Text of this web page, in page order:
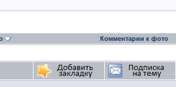
Комментарии к фото